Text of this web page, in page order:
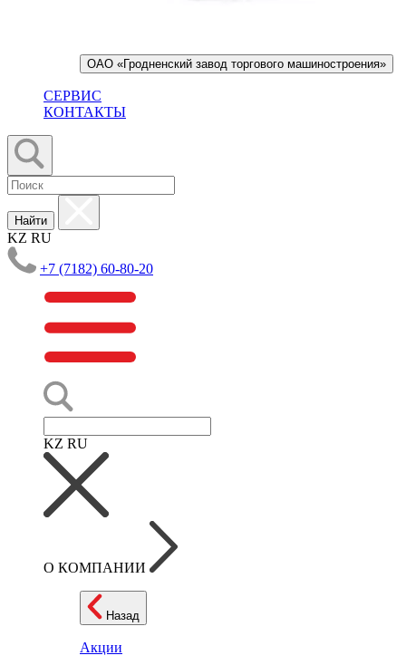
ОАО «Гродненский завод торгового машиностроения»
СЕРВИС
КОНТАКТЫ
Найти
KZ RU
+7 (7182) 60-80-20
KZ RU
О КОМПАНИИ
Назад
Акции